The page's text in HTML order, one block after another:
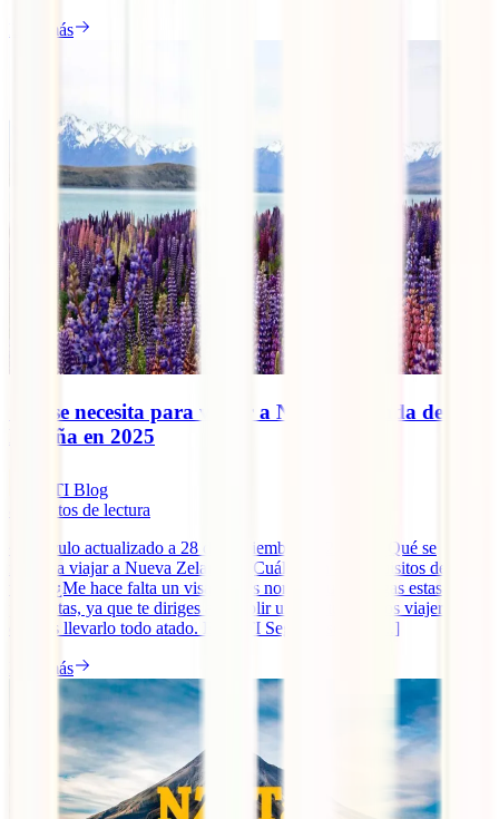
Leer más
Qué se necesita para viajar a Nueva Zelanda desde
España en 2025
IATI Blog
minutos de lectura
~ Artículo actualizado a 28 de septiembre de 2025 ~ ¿Qué se
necesita viajar a Nueva Zelanda? ¿Cuáles son los requisitos de
viaje? ¿Me hace falta un visado? Es normal que te hagas estas
preguntas, ya que te diriges a cumplir uno de tus sueños viajeros y
quieres llevarlo todo atado. En IATI Seguros somos [...]
Leer más